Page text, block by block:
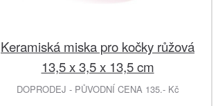
Keramiská miska pro kočky růžová
13,5 x 3,5 x 13,5 cm
DOPRODEJ - PŮVODNÍ CENA 135.- Kč